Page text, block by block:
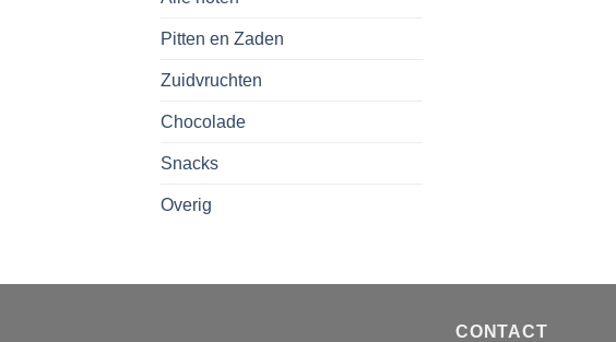
Pitten en Zaden
Zuidvruchten
Chocolade
Snacks
Overig
CONTACT